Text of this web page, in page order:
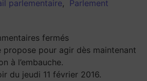
parlementaire, Parlement
fermés
propose pour agir dès maintenant
à l’embauche.
du jeudi 11 février 2016.